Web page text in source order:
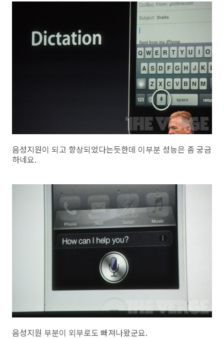
음성지원이 되고 향상되었다는듯한데 이부분 성능은 좀 궁금
하네요.
음성지원 부분이 외부로도 빠져나왔군요.